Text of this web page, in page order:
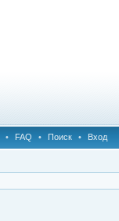
• FAQ • Поиск • Вход